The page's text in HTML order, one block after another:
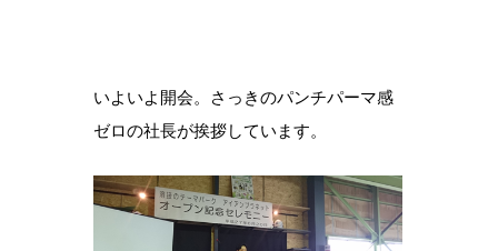
いよいよ開会。さっきのパンチパーマ感
ゼロの社長が挨拶しています。